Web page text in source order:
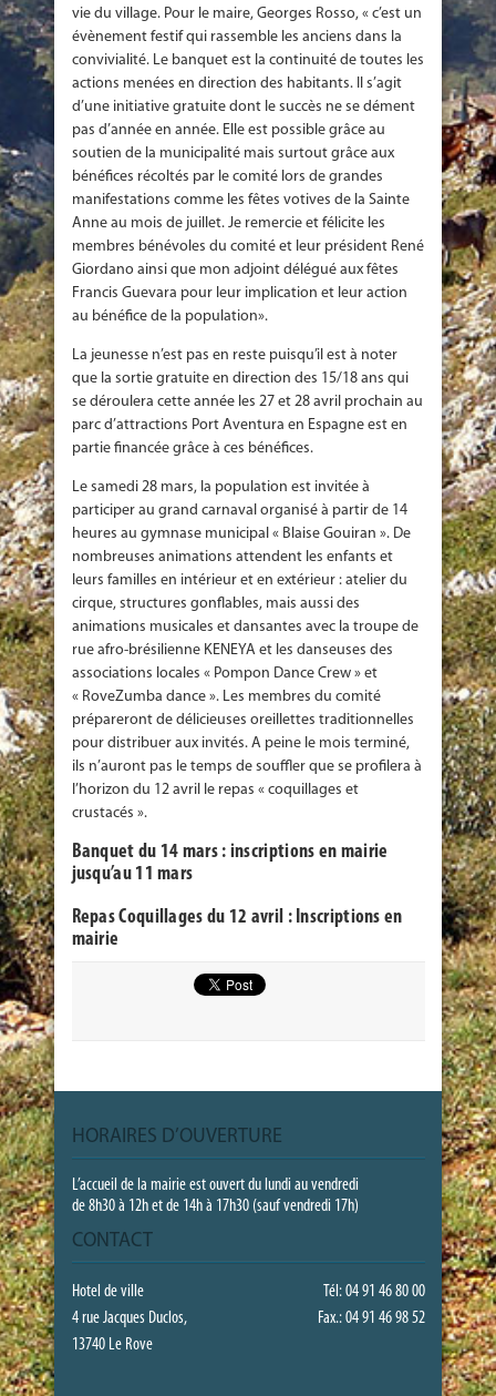
vie du village. Pour le maire, Georges Rosso, « c’est un
évènement festif qui rassemble les anciens dans la
convivialité. Le banquet est la continuité de toutes les
actions menées en direction des habitants. Il s’agit
d’une initiative gratuite dont le succès ne se dément
pas d’année en année. Elle est possible grâce au
soutien de la municipalité mais surtout grâce aux
bénéfices récoltés par le comité lors de grandes
manifestations comme les fêtes votives de la Sainte
Anne au mois de juillet. Je remercie et félicite les
membres bénévoles du comité et leur président René
Giordano ainsi que mon adjoint délégué aux fêtes
Francis Guevara pour leur implication et leur action
au bénéfice de la population».
La jeunesse n’est pas en reste puisqu’il est à noter
que la sortie gratuite en direction des 15/18 ans qui
se déroulera cette année les 27 et 28 avril prochain au
parc d’attractions Port Aventura en Espagne est en
partie financée grâce à ces bénéfices.
Le samedi 28 mars, la population est invitée à
participer au grand carnaval organisé à partir de 14
heures au gymnase municipal « Blaise Gouiran ». De
nombreuses animations attendent les enfants et
leurs familles en intérieur et en extérieur : atelier du
cirque, structures gonflables, mais aussi des
animations musicales et dansantes avec la troupe de
rue afro-brésilienne KENEYA et les danseuses des
associations locales « Pompon Dance Crew » et
« RoveZumba dance ». Les membres du comité
prépareront de délicieuses oreillettes traditionnelles
pour distribuer aux invités. A peine le mois terminé,
ils n’auront pas le temps de souffler que se profilera à
l’horizon du 12 avril le repas « coquillages et
crustacés ».
Banquet du 14 mars : inscriptions en mairie
jusqu’au 11 mars
Repas Coquillages du 12 avril : Inscriptions en
mairie
HORAIRES D’OUVERTURE
L’accueil de la mairie est ouvert du lundi au vendredi
de 8h30 à 12h et de 14h à 17h30 (sauf vendredi 17h)
CONTACT
Hotel de ville
Tél: 04 91 46 80 00
4 rue Jacques Duclos,
Fax.: 04 91 46 98 52
13740 Le Rove